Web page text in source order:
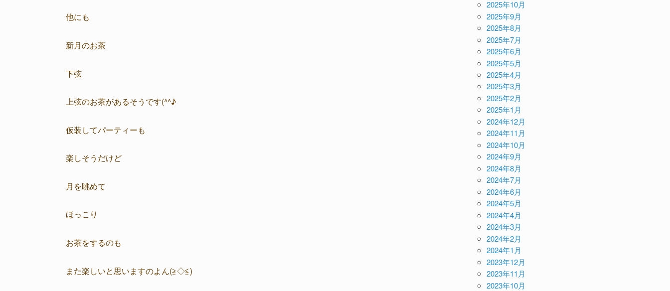
他にも
新月のお茶
下弦
上弦のお茶があるそうです(^^♪
仮装してパーティーも
楽しそうだけど
月を眺めて
ほっこり
お茶をするのも
また楽しいと思いますのよん(≧◇≦)
2025年10月
2025年9月
2025年8月
2025年7月
2025年6月
2025年5月
2025年4月
2025年3月
2025年2月
2025年1月
2024年12月
2024年11月
2024年10月
2024年9月
2024年8月
2024年7月
2024年6月
2024年5月
2024年4月
2024年3月
2024年2月
2024年1月
2023年12月
2023年11月
2023年10月